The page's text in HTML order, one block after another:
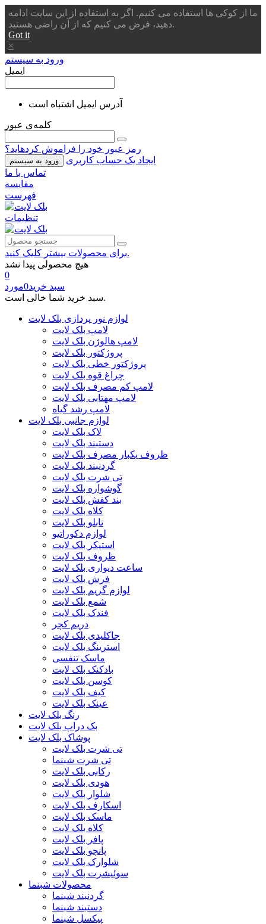
ما از کوکی ها استفاده می کنیم. اگر به استفاده از این سایت ادامه
دهید، فرض می کنیم که از آن راضی هستید.
Got it
×
ورود به سیستم
ایمیل
آدرس ایمیل اشتباه است
کلمه‌ی عبور
رمز عبور خود را فراموش کردهاید؟
ورود به سیستم
ایجاد یک حساب کاربری
تماس با ما
مقایسه
فهرست
تنظیمات
برای محصولات بیشتر کلیک کنید.
هیچ محصولی پیدا نشد
0
سبد خرید0مورد
سبد خرید شما خالی است.
لوازم نور پردازی بلک لایت
لامپ بلک لایت
لامپ هالوژن بلک لایت
پروژکتور بلک لایت
پروژکتور خطی بلک لایت
چراغ قوه بلک لایت
لامپ کم مصرف بلک لایت
لامپ مهتابی بلک لایت
لامپ رشد گیاه
لوازم جانبی بلک لایت
لاک بلک لایت
دستبند بلک لایت
ظروف یکبار مصرف بلک لایت
گردنبند بلک لایت
تی شرت بلک لایت
گوشواره بلک لایت
بند کفش بلک لایت
کلاه بلک لایت
تابلو بلک لایت
لوازم دکوراتیو
استیکر بلک لایت
ظروف بلک لایت
ساعت دیواری بلک لایت
فرش بلک لایت
لوازم گریم بلک لایت
شمع بلک لایت
فندک بلک لایت
دریم کچر
جاکلیدی بلک لایت
استرینگ بلک لایت
ماسک تنفسی
بادکنک بلک لایت
کوسن بلک لایت
کیف بلک لایت
عینک بلک لایت
رنگ بلک لایت
بک دراپ بلک لایت
پوشاک بلک لایت
تی شرت بلک لایت
تی شرت شبنما
رکابی بلک لایت
هودی بلک لایت
شلوار بلک لایت
اسکارف بلک لایت
ماسک بلک لایت
کلاه بلک لایت
پافر بلک لایت
پانچو بلک لایت
شلوارک بلک لایت
سوئیشرت بلک لایت
محصولات شبنما
گردنبند شبنما
دستبند شبنما
پیکسل شبنما